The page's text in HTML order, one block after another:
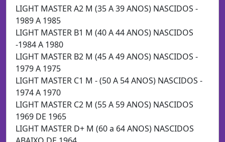
LIGHT MASTER A2 M (35 A 39 ANOS) NASCIDOS -
1989 A 1985
LIGHT MASTER B1 M (40 A 44 ANOS) NASCIDOS
-1984 A 1980
LIGHT MASTER B2 M (45 A 49 ANOS) NASCIDOS -
1979 A 1975
LIGHT MASTER C1 M - (50 A 54 ANOS) NASCIDOS -
1974 A 1970
LIGHT MASTER C2 M (55 A 59 ANOS) NASCIDOS
1969 DE 1965
LIGHT MASTER D+ M (60 a 64 ANOS) NASCIDOS